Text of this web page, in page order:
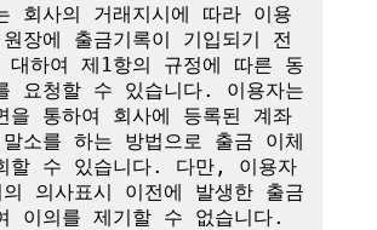
회사의 거래지시에 따라 이용
장에 출금기록이 기입되기 전
대하여 제1항의 규정에 따른 동
요청할 수 있습니다. 이용자는
을 통하여 회사에 등록된 계좌
소를 하는 방법으로 출금 이체
할 수 있습니다. 다만, 이용자
의사표시 이전에 발생한 출금
이의를 제기할 수 없습니다.